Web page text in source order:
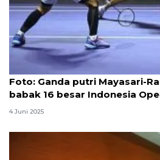
Foto: Ganda putri Mayasari-
babak 16 besar Indonesia
4 Juni 2025